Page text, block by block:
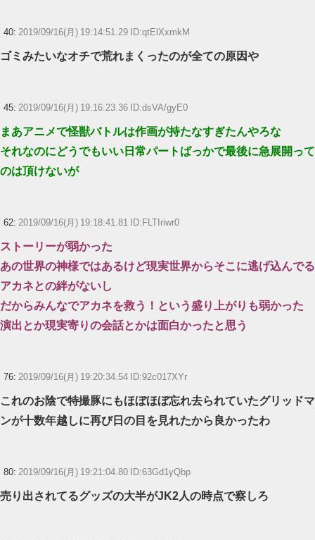
40: 2019/09/16(月) 19:14:51.29 ID:qtElXxmkM
ゴミみたいなオチで荒れまくったのが全ての原因や
45: 2019/09/16(月) 19:16:23.36 ID:dsVA/gyE0
まあアニメで怪獣バトルは作画が持たなすぎたんやろな
それなのにどうでもいい日常パートばっかで最後に急展開って
のは頂けないが
62: 2019/09/16(月) 19:18:41.81 ID:FLTIriwr0
ストーリーが弱かった
あの世界の神様ではあるけど現実世界からそこに逃げ込んでる
アカネとの絆がないし
だからみんなでアカネを救う！という盛り上がりも弱かった
演出とか現実寄りの会話とかは面白かったと思う
76: 2019/09/16(月) 19:20:34.54 ID:92c017XYr
これのお陰で特撮豚にもほぼほぼ忘れ去られていたグリッドマ
ンが十数年越しに再び日の目を見れたから良かったわ
80: 2019/09/16(月) 19:21:04.80 ID:63Gd1yQbp
売り出されてるグッズの大半がJK2人の時点で察しろ